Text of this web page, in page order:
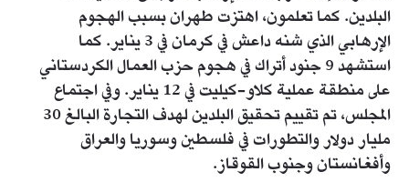
البلدين. كما تعلمون، اهتزت طهران بسبب الهجوم
الإرهابي الذي شنه داعش في كرمان في 3 يناير. كما
استشهد 9 جنود أتراك في هجوم حزب العمال الكردستاني
على منطقة عملية كلاو-كيليت في 12 يناير. وفي اجتماع
المجلس، تم تقييم تحقيق البلدين لهدف التجارة البالغ 30
مليار دولار والتطورات في فلسطين وسوريا والعراق
وأفغانستان وجنوب القوقاز.